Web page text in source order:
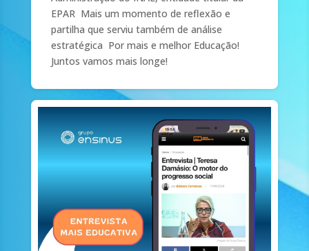
EPAR Mais um momento de reflexão e
partilha que serviu também de análise
estratégica Por mais e melhor Educação!
Juntos vamos mais longe!